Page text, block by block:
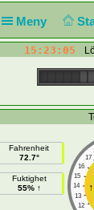
Meny
15:23:05
Fahrenheit
72.7°
Fuktighet
55% ↑
17
16
15
14
13
12
↑